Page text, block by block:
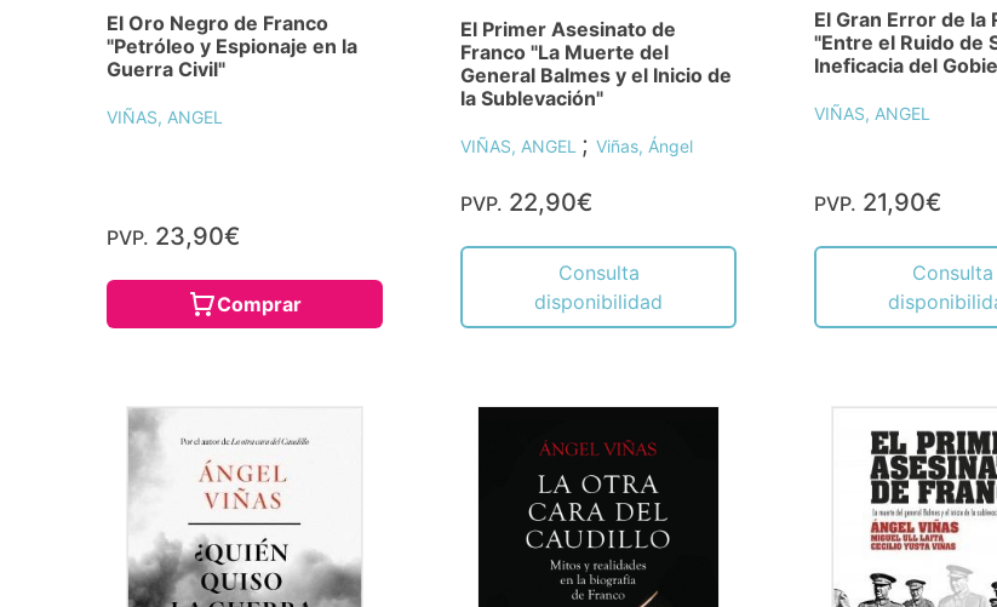
El Oro Negro de Franco
"Petróleo y Espionaje en la
Guerra Civil"
VIÑAS, ANGEL
PVP. 23,90€
Comprar
El Primer Asesinato de
Franco "La Muerte del
General Balmes y el Inicio de
la Sublevación"
VIÑAS, ANGEL ; Viñas, Ángel
PVP. 22,90€
Consulta
disponibilidad
El Gran Error de la
"Entre el Ruido de
Ineficacia del
VIÑAS, ANGEL
PVP. 21,90€
Consulta